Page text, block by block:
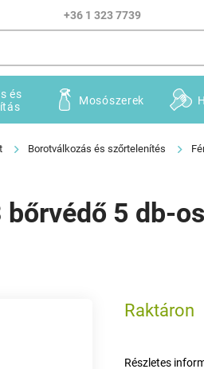
+36 1 323 7739
és
Mosószerek
Borotválkozás és szőrtelenítés
5 db-
Raktáron
Részletes